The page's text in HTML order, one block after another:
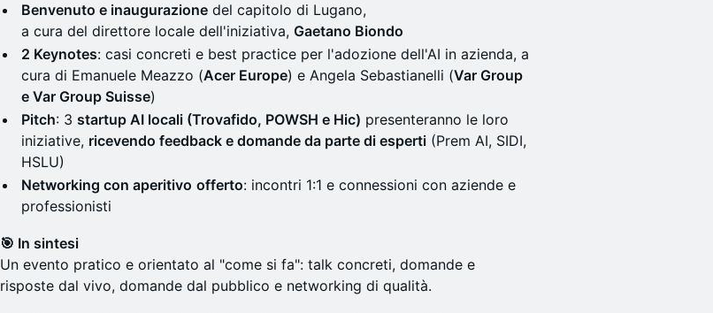
Benvenuto e inaugurazione del capitolo di Lugano,
a cura del direttore locale dell'iniziativa, Gaetano Biondo
2 Keynotes: casi concreti e best practice per l'adozione dell'AI in azienda, a
cura di Emanuele Meazzo (Acer Europe) e Angela Sebastianelli (Var Group
e Var Group Suisse)
Pitch: 3 startup AI locali (Trovafido, POWSH e Hic) presenteranno le loro
iniziative, ricevendo feedback e domande da parte di esperti (Prem AI, SIDI,
HSLU)
Networking con aperitivo offerto: incontri 1:1 e connessioni con aziende e
professionisti
🎯 In sintesi
Un evento pratico e orientato al "come si fa": talk concreti, domande e
risposte dal vivo, domande dal pubblico e networking di qualità.